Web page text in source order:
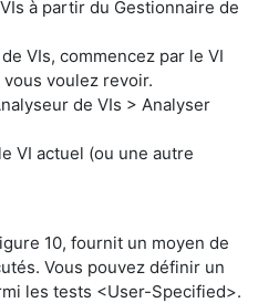
à partir du Gestionnaire de
VIs, commencez par le VI
voulez revoir.
de VIs > Analyser
VI actuel (ou une autre
10, fournit un moyen de
Vous pouvez définir un
les tests <User-Specified>.